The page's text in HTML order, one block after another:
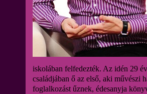
iskolában felfedezték. Az idén 29
családjában ő az első, aki művészi
foglalkozást űznek, édesanyja